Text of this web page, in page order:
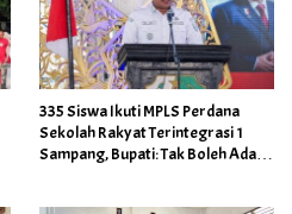
335 Siswa Ikuti MPLS Perdana
Sekolah Rakyat Terintegrasi 1
Sampang, Bupati: Tak Boleh Ada